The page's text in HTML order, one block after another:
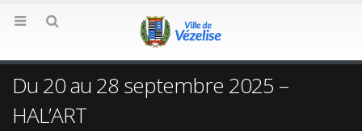
Du 20 au 28 septembre 2025 –
HAL’ART